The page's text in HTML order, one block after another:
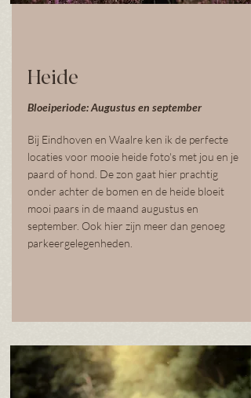
Heide
Bloeiperiode: Augustus en september
Bij Eindhoven en Waalre ken ik de perfecte
locaties voor mooie heide foto's met jou en je
paard of hond. De zon gaat hier prachtig
onder achter de bomen en de heide bloeit
mooi paars in de maand augustus en
september. Ook hier zijn meer dan genoeg
parkeergelegenheden.